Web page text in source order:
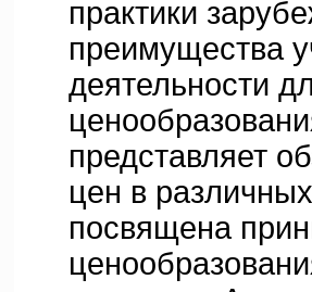
практики
преимущества
деятельности
представляет
цен в
посвящена